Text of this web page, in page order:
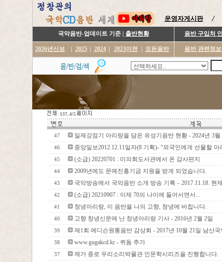
운영자게시판
국악음반-업데이트 기준 | 출반현황 음반 구입처
2026년신보 2025 2024 2023이전 모든음반 음반 관련정
: 137, 4/5
47 일제강점기 아리랑을 담은 유성기음반 현황 - 2024년 3월
46 중앙일보2012.12.11일자(8 기획)- “외국인에게 선물할
45 (소급) 20220701 : 미의회도서관에서 온 감사편지
44 2009년에도 문예진흥기금 지원을 받게 되었습니다.
43 국악방송에서 국악음반 소개 방송 기록 – 2017.11.18. 현
42 (소급) 20210907 : 이제 70의 나이에 들어서면서...
41 창녕아리랑, 이 음반을 나의 고향, 창녕에 바칩니다.
40 고향 창녕신문에 난 창녕아리랑 기사 - 2016년 2월 2일
39 제1회 에디슨원통음반 감상회 - 2017년 10월 21일 남산
38 www.gugakcd.kr - 퀴돔 추가
37 제가 종로 우리소리박물관 인문학시리즈을 진행합니다.